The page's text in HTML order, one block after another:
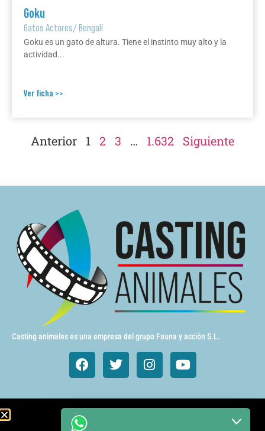
Goku
Gatos Actores/Bengalí
Goku es un gato de altura. Tiene el instinto muy alto y la
actividad...
Ver ficha >>
Anterior 1 2 3 … 1.632 Siguiente
Casting animales es una empresa del grupo Fauna y acción S.L.
Animales de cine y TV